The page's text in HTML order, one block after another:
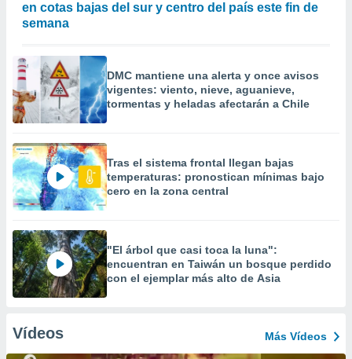
en cotas bajas del sur y centro del país este fin de
semana
DMC mantiene una alerta y once avisos
vigentes: viento, nieve, aguanieve,
tormentas y heladas afectarán a Chile
Tras el sistema frontal llegan bajas
temperaturas: pronostican mínimas bajo
cero en la zona central
"El árbol que casi toca la luna":
encuentran en Taiwán un bosque perdido
con el ejemplar más alto de Asia
Vídeos Más Vídeos